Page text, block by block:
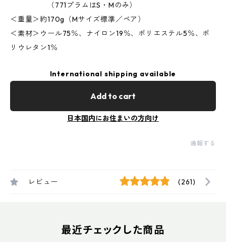
（771プラムはS・Mのみ）
＜重量＞約170g（Mサイズ標準／ペア）
＜素材＞ウール75％、ナイロン19％、ポリエステル5％、ポ
リウレタン1％
International shipping available
Add to cart
日本国内にお住まいの方向け
通報する
レビュー (261)
最近チェックした商品